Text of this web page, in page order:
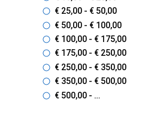
€ 25,00 - € 50,00
€ 50,00 - € 100,00
€ 100,00 - € 175,00
€ 175,00 - € 250,00
€ 250,00 - € 350,00
€ 350,00 - € 500,00
€ 500,00 - …